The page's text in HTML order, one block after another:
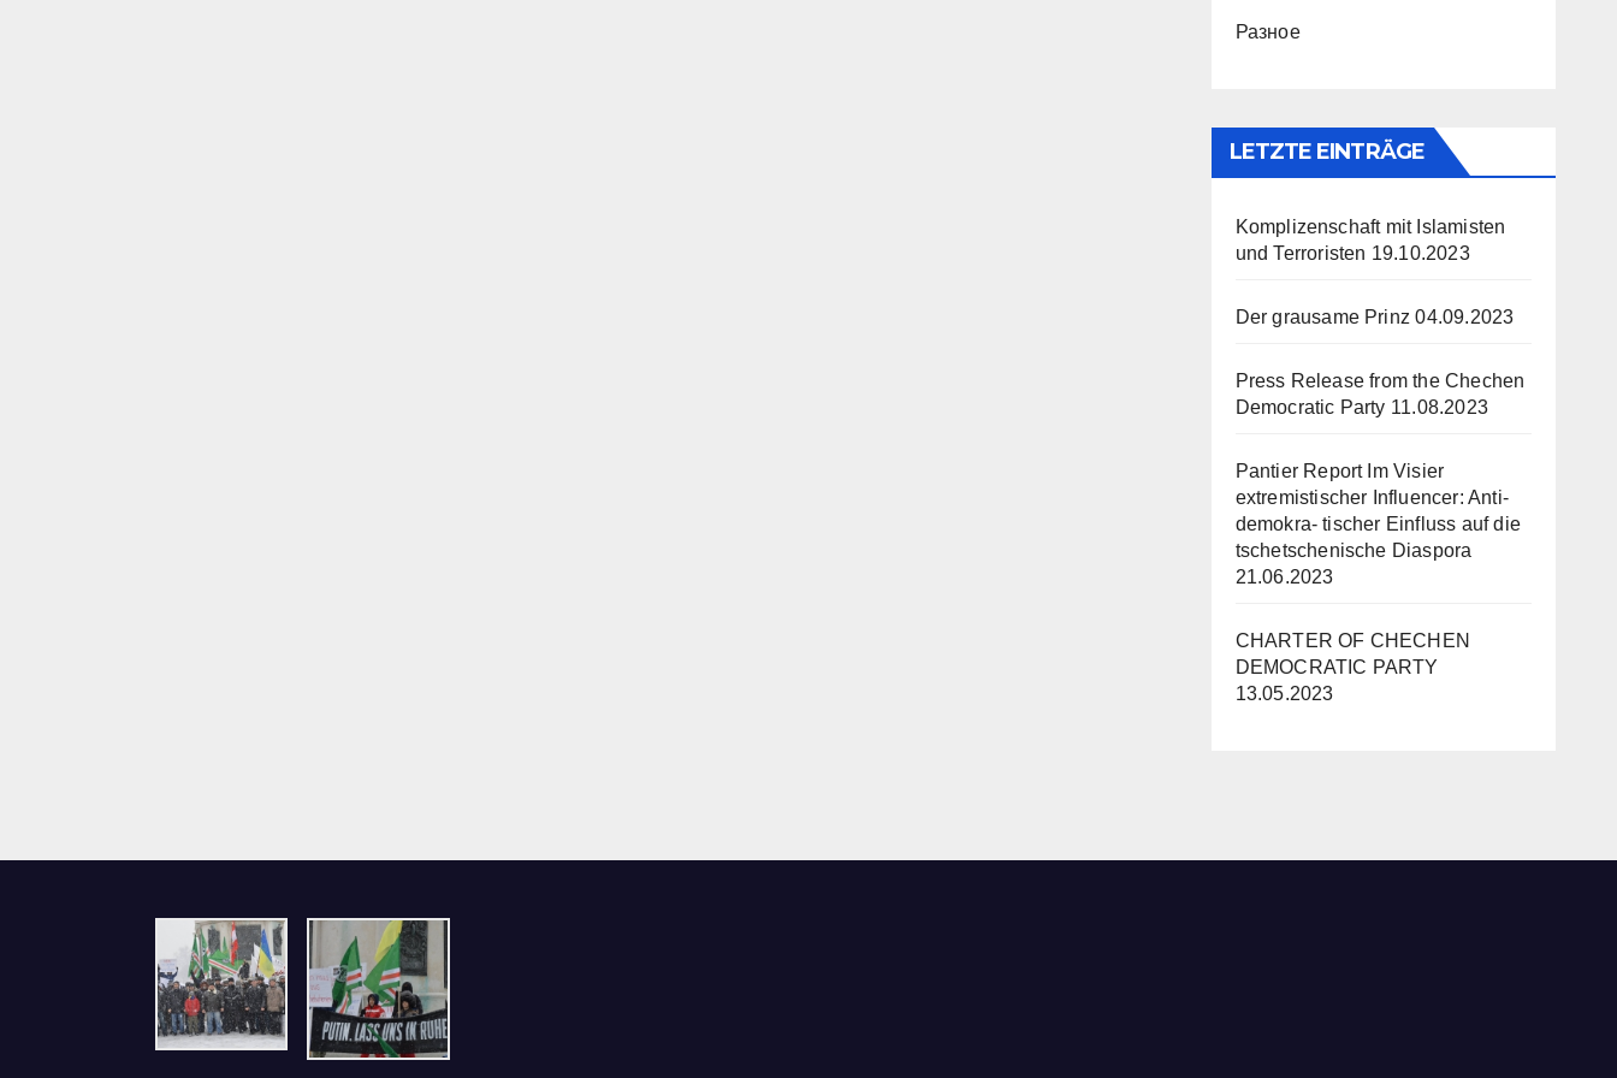
Разное
LETZTE EINTRÄGE
Komplizenschaft mit Islamisten
und Terroristen 19.10.2023
Der grausame Prinz 04.09.2023
Press Release from the Chechen
Democratic Party 11.08.2023
Pantier Report Im Visier
extremistischer Influencer: Anti-
demokra- tischer Einfluss auf die
tschetschenische Diaspora
21.06.2023
CHARTER OF CHECHEN
DEMOCRATIC PARTY
13.05.2023